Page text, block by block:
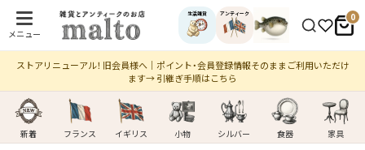
メニュー
生活雑貨 アンティーク 0
ストアリニューアル！ 旧会員様へ｜ポイント・会員登録情報そのままご利用いただけ
ます→ 引継ぎ手順はこちら
新着 フランス イギリス 小物 シルバー 食器 家具